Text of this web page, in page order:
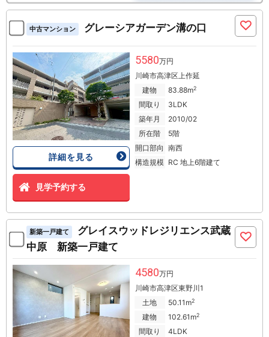
中古マンション グレーシアガーデン溝の口
詳細を見る
見学予約する
5580万円
川崎市高津区上作延
建物
83.88m2
間取り
3LDK
築年月
2010/02
所在階
5階
開口部向 南西
構造規模 RC 地上6階建て
新築一戸建て
グレイスウッドレジリエンス武蔵
中原 新築一戸建て
4580万円
川崎市高津区東野川1
土地
50.11m2
建物 102.61m2
間取り
4LDK